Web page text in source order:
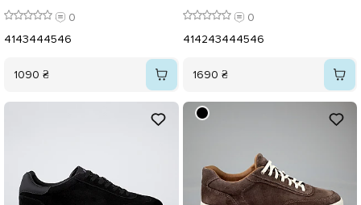
0
4143444546
1090 ₴
0
414243444546
1690 ₴